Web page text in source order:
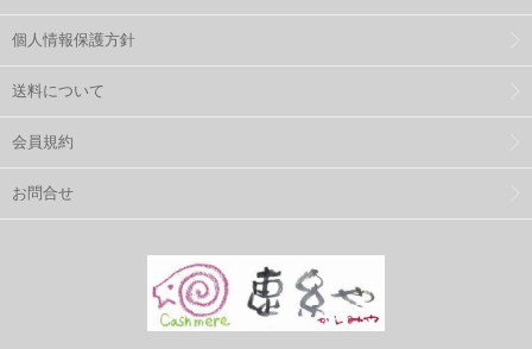
個人情報保護方針
送料について
会員規約
お問合せ